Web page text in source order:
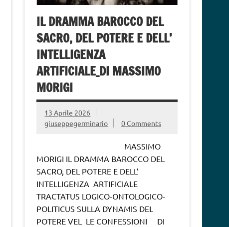
IL DRAMMA BAROCCO DEL
SACRO, DEL POTERE E DELL’
INTELLIGENZA
ARTIFICIALE_DI MASSIMO
MORIGI
13 Aprile 2026
giuseppegerminario
0 Comments
MASSIMO
MORIGI IL DRAMMA BAROCCO DEL
SACRO, DEL POTERE E DELL’
INTELLIGENZA ARTIFICIALE
TRACTATUS LOGICO-ONTOLOGICO-
POLITICUS SULLA DYNAMIS DEL
POTERE VEL LE CONFESSIONI DI